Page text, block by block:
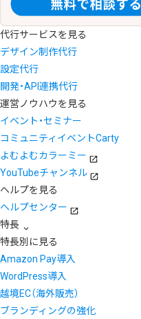
代行サービスを見る
デザイン制作代行
設定代行
開発・API連携代行
運営ノウハウを見る
イベント・セミナー
コミュニティイベントCarty
よむよむカラーミー
YouTubeチャンネル
ヘルプを見る
ヘルプセンター
特長
特長別に見る
Amazon Pay導入
WordPress導入
越境EC（海外販売）
ブランディングの強化